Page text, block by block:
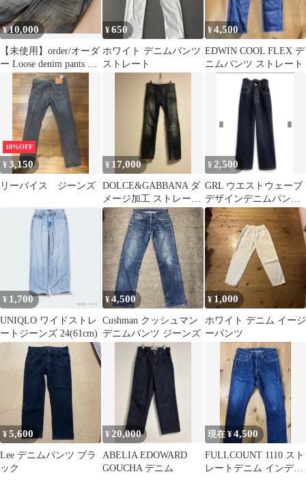
¥10,000
【未使用】order/オーダ
ー Loose denim pants デ
ニムパンツ
¥650
ホワイト デニムパンツ
ストレート
¥4,500
EDWIN COOL FLEX デ
ニムパンツ ストレート
10%OFF
¥3,150
リーバイス ジーンズ
¥ 17,000
DOLCE&GABBANA ダ
メージ加工 ストレート
デニム
¥ 2,500
GRL ウエストウェーブ
デザインデニムパンツ
新品未使用
¥ 1,700
UNIQLO ワイドストレ
ートジーンズ 24(61cm)
¥4,500
Cushman クッシュマン
デニムパンツ ジーンズ
¥ 1,000
ホワイト デニム イージ
ーパンツ
¥5,600
Lee デニムパンツ ブラ
ック
¥20,000
ABELIA EDOWARD
GOUCHA デニム
現在 ¥4,500
FULLCOUNT 1110 スト
レートデニム インディ